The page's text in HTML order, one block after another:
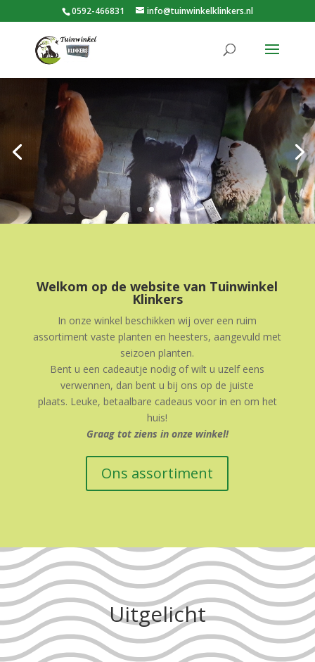
0592-466831 info@tuinwinkelklinkers.nl
Welkom op de website van Tuinwinkel
Klinkers
In onze winkel beschikken wij over een ruim
assortiment vaste planten en heesters, aangevuld met
seizoen planten.
Bent u een cadeautje nodig of wilt u uzelf eens
verwennen, dan bent u bij ons op de juiste
plaats. Leuke, betaalbare cadeaus voor in en om het
huis!
Graag tot ziens in onze winkel!
Ons assortiment
Uitgelicht